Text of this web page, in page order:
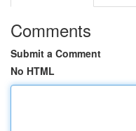
Comments
Submit a Comment
No HTML